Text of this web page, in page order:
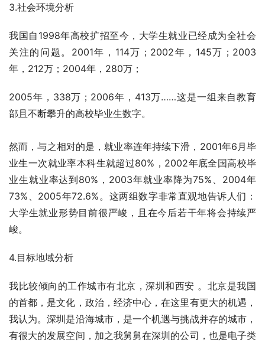
3.社会环境分析
我国自1998年高校扩招至今，大学生就业已经成为全社会
关注的问题。2001年，114万；2002年，145万；2003
年，212万；2004年，280万；
2005年，338万；2006年，413万……这是一组来自教育
部且不断攀升的高校毕业生数字。
然而，与之相对的是，就业率连年持续下滑，2001年6月毕
业生一次就业率本科生就超过80%，2002年底全国高校毕
业生就业率达到80%，2003年就业率降为75%、2004年
73%、2005年72.6%。这两组数字非常直观地告诉人们：
大学生就业形势目前很严峻，且在今后若干年将会持续严
峻。
4.目标地域分析
我比较倾向的工作城市有北京，深圳和西安 。北京是我国
的首都，是文化，政治，经济中心，在这里有更大的机遇，
我认为。深圳是沿海城市，是一个机遇与挑战并存的城市，
有很大的发展空间，加之我舅舅在深圳的公司，也是电子类